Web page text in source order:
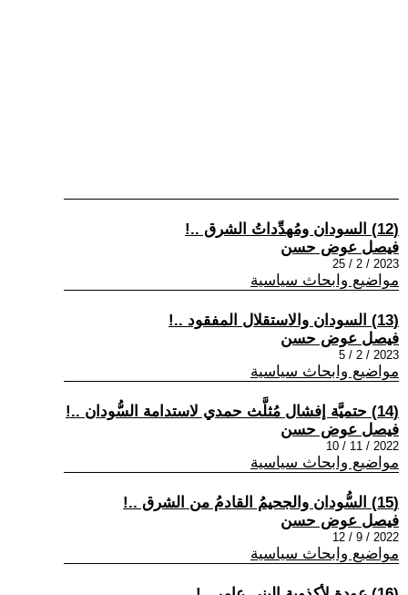
(12) السودان ومُهدِّداتُ الشرق ..!
فيصل عوض حسن
2023 / 2 / 25
مواضيع وابحاث سياسية
(13) السودان والاستقلال المفقود ..!
فيصل عوض حسن
2023 / 2 / 5
مواضيع وابحاث سياسية
(14) حتميَّة إفشال مُثلَّث حمدي لاستدامة السُّودان ..!
فيصل عوض حسن
2022 / 11 / 10
مواضيع وابحاث سياسية
(15) السُّودان والجحيمُ القادمُ من الشرق ..!
فيصل عوض حسن
2022 / 9 / 12
مواضيع وابحاث سياسية